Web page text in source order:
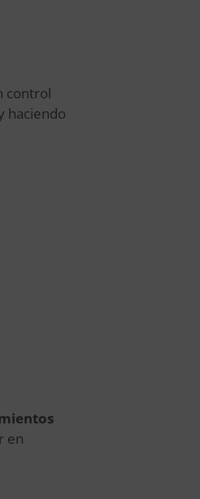
control
haciendo
en